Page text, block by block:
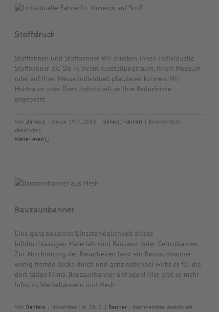
Stoffdruck
Stofffahnen und Stoffbanner Wir drucken Ihnen individuelle
Stoffbanner die Sie in Ihrem Ausstellungsraum, Ihrem Museum
oder auf Ihrer Messe individuell platzieren können. Mit
Hohlsaum oder Ösen individuell an Ihre Bedürfnisse
angepasst.
Von Daniela | Januar 19th, 2016 | Banner, Fahnen | Kommentare
deaktiviertfür
Stoffdruck
Weiterlesen
Bauzaunbanner
Eine ganz bekannte Einsatzmöglichkeit dieses
luftdurchlässigen Materials sind Bauzaun- oder Gerüstbanner.
Zur Abschirmung der Bauarbeiten lässt ein Bauzaunbanner
wenig fremde Blicke durch und ganz nebenbei wirbt es für die
dort tätige Firma. Bauzaunbanner anfragen! Hier gibt es mehr
Infos zu Werbebannern und Mesh
Von Daniela | November 1st, 2015 | Banner | Kommentare deaktiviertfür